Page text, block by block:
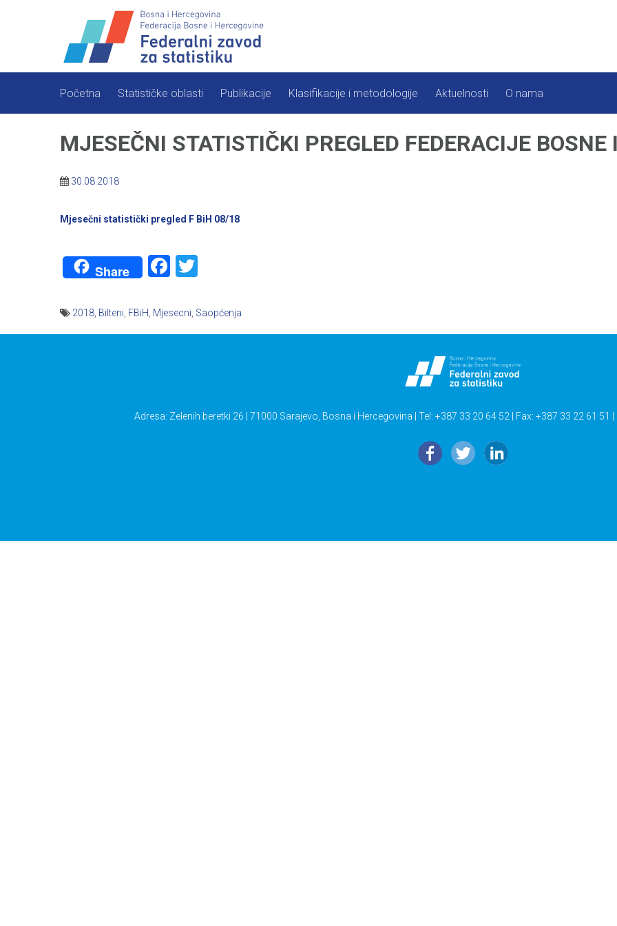
Početna Statističke oblasti Publikacije Klasifikacije i metodologije Aktuelnosti O nama
MJESEČNI STATISTIČKI PREGLED FEDERACIJE
30.08.2018
Mjesečni statistički pregled F BiH 08/18
Share Facebook
2018 Bilteni FBiH Mjesecni Saopćenja
Adresa: Zelenih beretki 26 | 71000 Sarajevo, Bosna i Hercegovina | Tel: +387 33 20 64 52 | Fax: +387 33 22 61 51 |